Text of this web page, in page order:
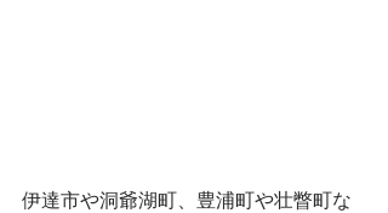
伊達市や洞爺湖町、豊浦町や壮瞥町な